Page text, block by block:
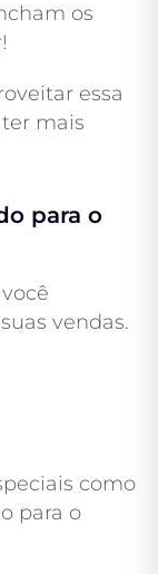
os
essa
mais
para o
vendas.
como
para o